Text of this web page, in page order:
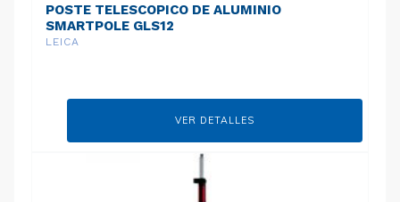
POSTE TELESCOPICO DE ALUMINIO
SMARTPOLE GLS12
LEICA
VER DETALLES